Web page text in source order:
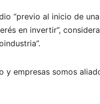
“previo al inicio de
en invertir”,
y empresas somos